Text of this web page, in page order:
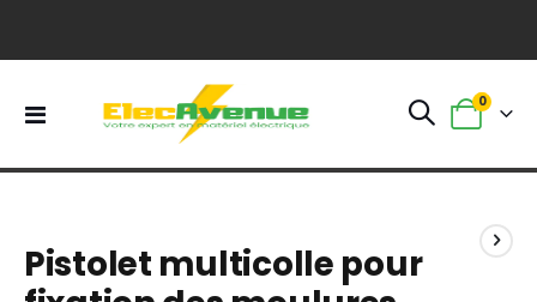
Basculer
Panier
0
the
end
the
beginning
Pistolet multicolle pour